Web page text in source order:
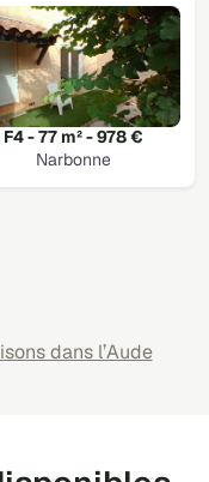
F4 - 77 m² - 978 €
Narbonne
dans l’Aude